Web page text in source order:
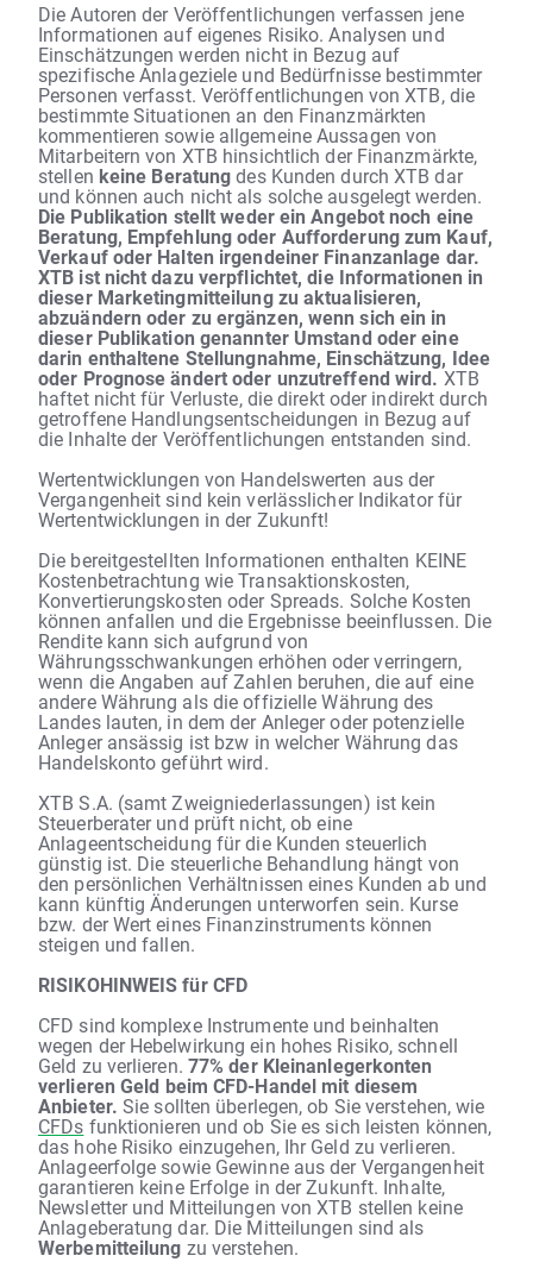
Die Autoren der Veröffentlichungen verfassen jene
Informationen auf eigenes Risiko. Analysen und
Einschätzungen werden nicht in Bezug auf
spezifische Anlageziele und Bedürfnisse bestimmter
Personen verfasst. Veröffentlichungen von XTB, die
bestimmte Situationen an den Finanzmärkten
kommentieren sowie allgemeine Aussagen von
Mitarbeitern von XTB hinsichtlich der Finanzmärkte,
stellen keine Beratungdes Kunden durch XTB dar
und können auch nicht als solche ausgelegt werden.
Die Publikation stellt weder ein Angebot noch eine
Beratung, Empfehlung oder Aufforderung zum Kauf,
Verkauf oder Halten irgendeiner Finanzanlage dar.
XTB ist nicht dazu verpflichtet, die Informationen in
dieser Marketingmitteilung zu aktualisieren,
abzuändern oder zu ergänzen, wenn sich ein in
dieser Publikation genannter Umstand oder eine
darin enthaltene Stellungnahme, Einschätzung, Idee
oder Prognose ändert oder unzutreffend wird. XTB
haftet nicht für Verluste, die direkt oder indirekt durch
getroffene Handlungsentscheidungen in Bezug auf
die Inhalte der Veröffentlichungen entstanden sind.
Wertentwicklungen von Handelswerten aus der
Vergangenheit sind kein verlässlicher Indikator für
Wertentwicklungen in der Zukunft!
Die bereitgestellten Informationen enthalten KEINE
Kostenbetrachtung wie Transaktionskosten,
Konvertierungskosten oder Spreads. Solche Kosten
können anfallen und die Ergebnisse beeinflussen. Die
Rendite kann sich aufgrund von
Währungsschwankungen erhöhen oder verringern,
wenn die Angaben auf Zahlen beruhen, die auf eine
andere Währung als die offizielle Währung des
Landes lauten, in dem der Anleger oder potenzielle
Anleger ansässig ist bzw in welcher Währung das
Handelskonto geführt wird.
XTB S.A. (samt Zweigniederlassungen) ist kein
Steuerberater und prüft nicht, ob eine
Anlageentscheidung für die Kunden steuerlich
günstig ist. Die steuerliche Behandlung hängt von
den persönlichen Verhältnissen eines Kunden ab und
kann künftig Änderungen unterworfen sein. Kurse
bzw. der Wert eines Finanzinstruments können
steigen und fallen.
RISIKOHINWEIS für CFD
CFD sind komplexe Instrumente und beinhalten
wegen der Hebelwirkung ein hohes Risiko, schnell
Geld zu verlieren. 77% der Kleinanlegerkonten
verlieren Geld beim CFD-Handel mit diesem
Anbieter. Sie sollten überlegen, ob Sie verstehen, wie
CFDs funktionieren und ob Sie es sich leisten können,
das hohe Risiko einzugehen, Ihr Geld zu verlieren.
Anlageerfolge sowie Gewinne aus der Vergangenheit
garantieren keine Erfolge in der Zukunft. Inhalte,
Newsletter und Mitteilungen von XTB stellen keine
Anlageberatung dar. Die Mitteilungen sind als
Werbemitteilung zu verstehen.